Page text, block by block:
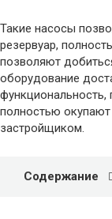
Такие насосы
резервуар,
позволяют
оборудование
функциональность,
полностью
застройщиком.
Содержание